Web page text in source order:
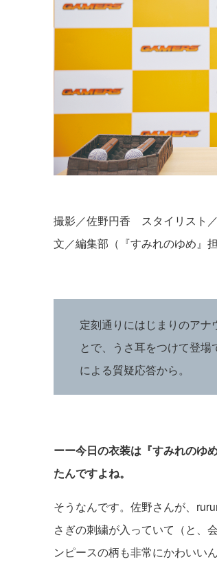
撮影／佐野円香 スタイリスト
文／編集部（『すみれのゆめ』担
定刻通りにはじまりのア
とで、うさ耳をつけて登
による質疑応答から。
ーー今日の衣装は『すみれのゆ
たんですよね。
そうなんです。佐野さんが、
さぎの刺繍が入っていて（と、
ンピースの柄も非常にかわいい